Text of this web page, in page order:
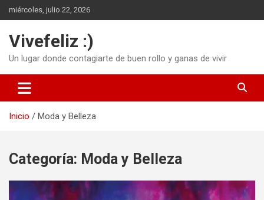
Saltar
al
miércoles, julio 22, 2026
Vivefeliz :)
Un lugar donde contagiarte de buen rollo y ganas de vivir
Inicio Moda y Belleza
Categoría: Moda y Belleza